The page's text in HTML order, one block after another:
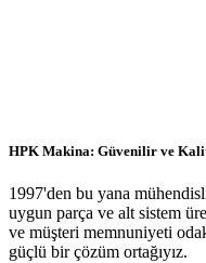
HPK Makina: Güvenilir ve
1997'den bu yana
uygun parça ve alt sistem
ve müşteri memnuniyeti
güçlü bir çözüm ortağıyız.